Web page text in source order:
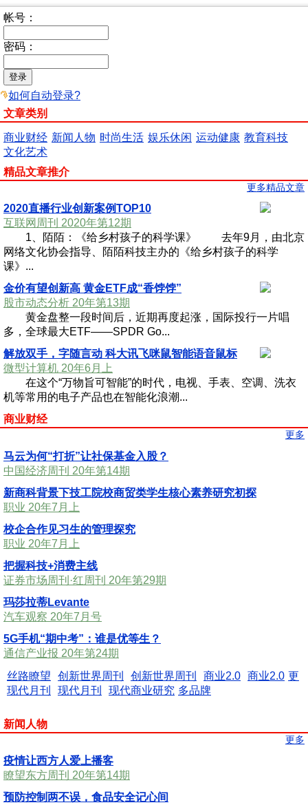
帐号：
密码：
如何自动登录?
文章类别
商业财经 新闻人物 时尚生活 娱乐休闲 运动健康 教育科技
文化艺术
精品文章推介
更多精品文章
2020直播行业创新案例TOP10
互联网周刊 2020年第12期
1、陌陌：《给乡村孩子的科学课》 去年9月，由北京
网络文化协会指导、陌陌科技主办的《给乡村孩子的科学
课》...
金价有望创新高 黄金ETF成“香饽饽”
股市动态分析 20年第13期
黄金盘整一段时间后，近期再度起涨，国际投行一片唱
多，全球最大ETF——SPDR Go...
解放双手，字随言动 科大讯飞咪鼠智能语音鼠标
微型计算机 20年6月上
在这个“万物旨可智能”的时代，电视、手表、空调、洗衣
机等常用的电子产品也在智能化浪潮...
商业财经
更多
马云为何“打折”让社保基金入股？
中国经济周刊 20年第14期
新商科背景下技工院校商贸类学生核心素养研究初探
职业 20年7月上
校企合作见习生的管理探究
职业 20年7月上
把握科技+消费主线
证券市场周刊·红周刊 20年第29期
玛莎拉蒂Levante
汽车观察 20年7月号
5G手机“期中考”：谁是优等生？
通信产业报 20年第24期
丝路瞭望
创新世界周刊 创新世界周刊 商业2.0 商业2.0
现代月刊
现代月刊 现代商业研究
更
多品牌
新闻人物
更多
疫情让西方人爱上播客
瞭望东方周刊 20年第14期
预防控制两不误，食品安全记心间